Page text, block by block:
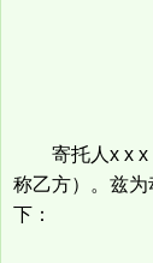
寄托人x x x（
称乙方）。兹
下：